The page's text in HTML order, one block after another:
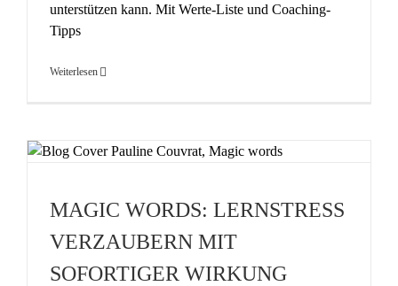
unterstützen kann. Mit Werte-Liste und Coaching-
Tipps
Weiterlesen
MAGIC WORDS: LERNSTRESS
VERZAUBERN MIT
SOFORTIGER WIRKUNG